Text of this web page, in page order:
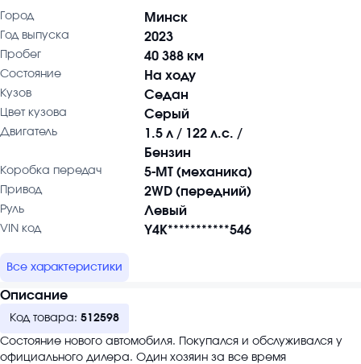
Город Минск
Год выпуска 2023
Пробег 40 388 км
Состояние На ходу
Кузов Седан
Цвет кузова Серый
Двигатель
1.5 л / 122 л.с. /
Бензин
Коробка передач 5-MT (механика)
Привод 2WD (передний)
Руль Левый
VIN код Y4K***********546
Все характеристики
Описание
Код товара: 512598
Состояние нового автомобиля. Покупался и обслуживался у
официального дилера. Один хозяин за все время